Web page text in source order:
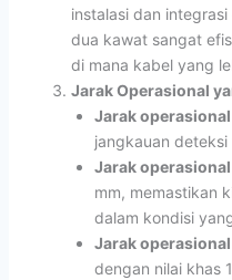
instalasi dan
dua kawat sangat
di mana kabel yang
Jarak Operasional
Jarak
jangkauan
Jarak
mm, memastikan
dalam kondisi
Jarak
dengan nilai khas